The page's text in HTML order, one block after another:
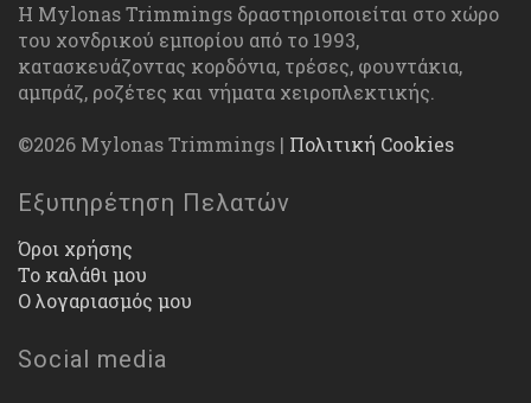
Η Mylonas Trimmings δραστηριοποιείται στο χώρο
του χονδρικού εμπορίου από το 1993,
κατασκευάζοντας κορδόνια, τρέσες, φουντάκια,
αμπράζ, ροζέτες και νήματα χειροπλεκτικής.
©2026 Mylonas Trimmings | Πολιτική Cookies
Εξυπηρέτηση Πελατών
Όροι χρήσης
Το καλάθι μου
Ο λογαριασμός μου
Social media